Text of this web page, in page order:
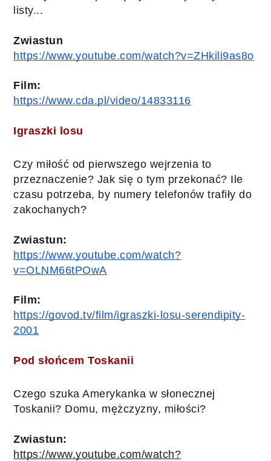
listy...
Zwiastun
https://www.youtube.com/watch?v=ZHkili9as8o
Film:
https://www.cda.pl/video/14833116
Igraszki losu
Czy miłość od pierwszego wejrzenia to
przeznaczenie? Jak się o tym przekonać? Ile
czasu potrzeba, by numery telefonów trafiły do
zakochanych?
Zwiastun:
https://www.youtube.com/watch?
v=OLNM66tPOwA
Film:
https://govod.tv/film/igraszki-losu-serendipity-
2001
Pod słońcem Toskanii
Czego szuka Amerykanka w słonecznej
Toskanii? Domu, mężczyzny, miłości?
Zwiastun:
https://www.youtube.com/watch?